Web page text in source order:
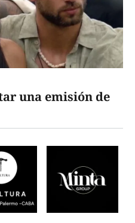
una emisión de